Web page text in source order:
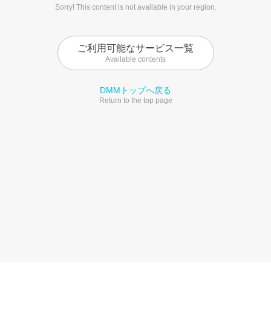
Sorry! This content is not available in your region.
ご利用可能なサービス一覧
Available contents
DMMトップへ戻る
Return to the top page